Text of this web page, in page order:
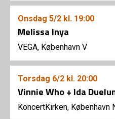
Onsdag 5/2 kl. 19:00
Melissa Inya
VEGA, København V
Torsdag 6/2 kl. 20:00
Vinnie Who + Ida
KoncertKirken, København